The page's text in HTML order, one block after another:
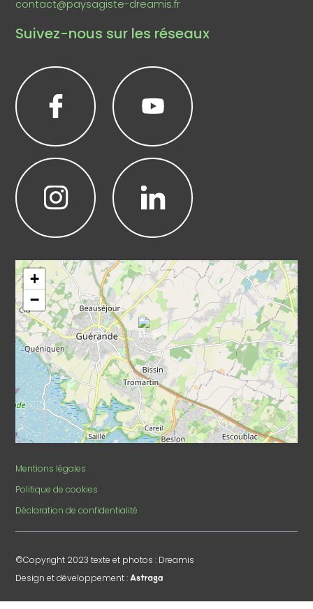
contact@paysagiste-dreamis.fr
Suivez-nous sur les réseaux
+
−
Mentions légales
Politique de cookies
Déclaration de confidentialité
©Copyright 2023 texte et photos : Dreamis
Design et développement :